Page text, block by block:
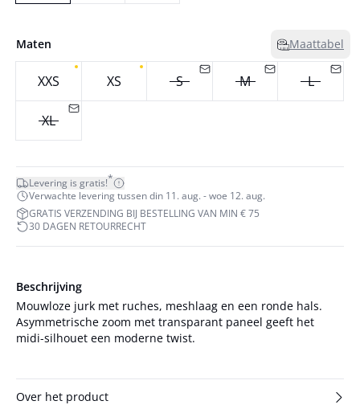
Maten Maattabel
XXS XS S M L
XL
Levering is gratis!*
Verwachte levering tussen din 11. aug. - woe 12. aug.
GRATIS VERZENDING BIJ BESTELLING VAN MIN € 75
30 DAGEN RETOURRECHT
Beschrijving
Mouwloze jurk met ruches, meshlaag en een ronde hals.
Asymmetrische zoom met transparant paneel geeft het
midi-silhouet een moderne twist.
Over het product